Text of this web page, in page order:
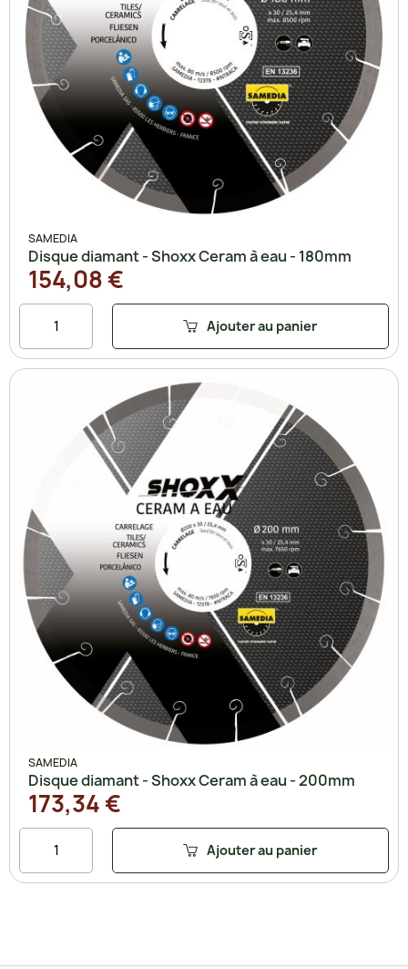
SAMEDIA
Disque diamant - Shoxx Ceram à eau - 180mm
154,08 €
Ajouter au panier
SAMEDIA
Disque diamant - Shoxx Ceram à eau - 200mm
173,34 €
Ajouter au panier